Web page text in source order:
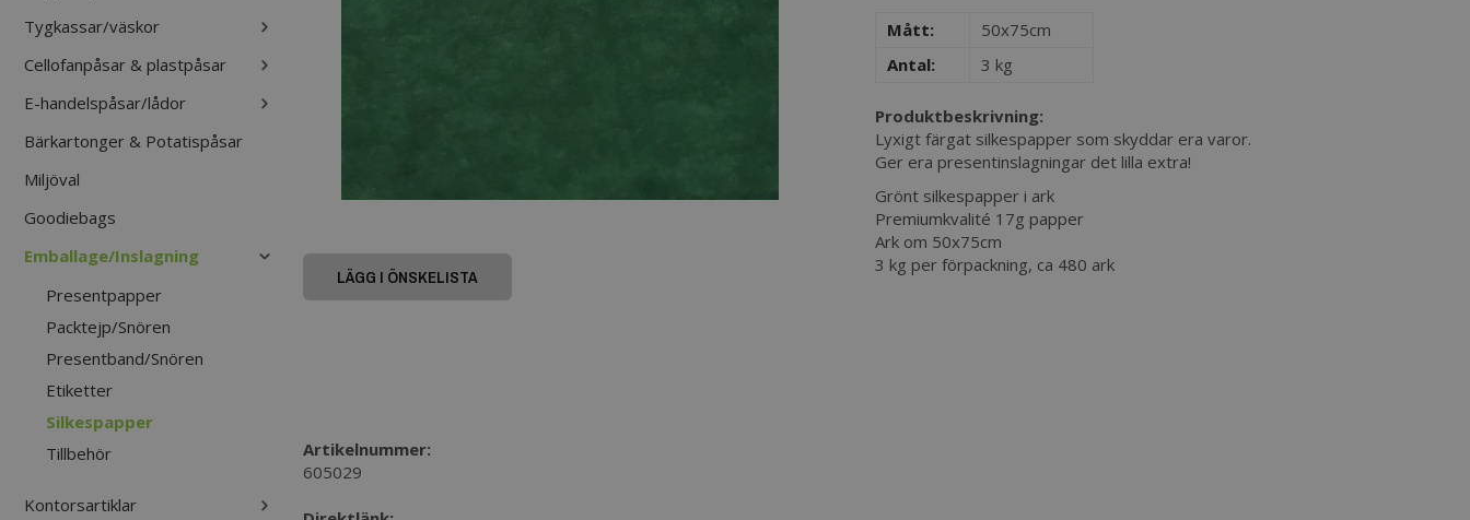
Tygkassar/väskor
Cellofanpåsar & plastpåsar
E-handelspåsar/lådor
Bärkartonger & Potatispåsar
Miljöval
Goodiebags
Emballage/Inslagning
Presentpapper
Packtejp/Snören
Presentband/Snören
Etiketter
Silkespapper
Tillbehör
Kontorsartiklar
Mått:
50x75cm
Antal:
3 kg
Produktbeskrivning:
Lyxigt färgat silkespapper som skyddar era varor.
Ger era presentinslagningar det lilla extra!
Grönt silkespapper i ark
​Premiumkvalité 17g papper
Ark om 50x75cm
3 kg per förpackning, ca 480 ark
LÄGG I ÖNSKELISTA
Artikelnummer:
605029